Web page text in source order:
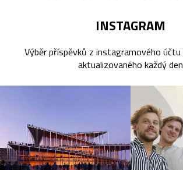
INSTAGRAM
Výběr příspěvků z instagramového účtu
aktualizovaného každý den